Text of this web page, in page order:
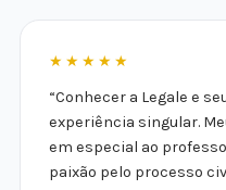
★★★★★
“Conhecer a Legale e
experiência singular.
em especial ao
paixão pelo processo